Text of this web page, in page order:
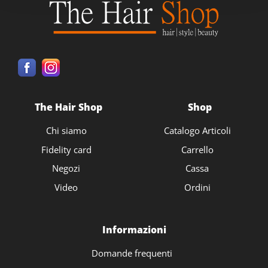
The Hair Shop
Chi siamo
Fidelity card
Negozi
Video
Shop
Catalogo Articoli
Carrello
Cassa
Ordini
Informazioni
Domande frequenti